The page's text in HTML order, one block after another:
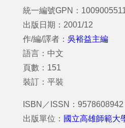
統一編號GPN：
出版日期：2001/12
作/編/譯者： 吳裕益主編
語言：中文
頁數：151
裝訂：平裝
ISBN／ISSN：9578608942
出版單位： 國立高雄師範大